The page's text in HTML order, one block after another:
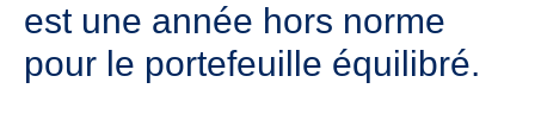
est une année hors norme
pour le portefeuille équilibré.